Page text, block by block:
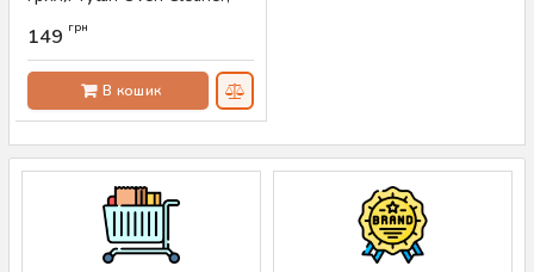
Артикул:
149 грн
В кошик